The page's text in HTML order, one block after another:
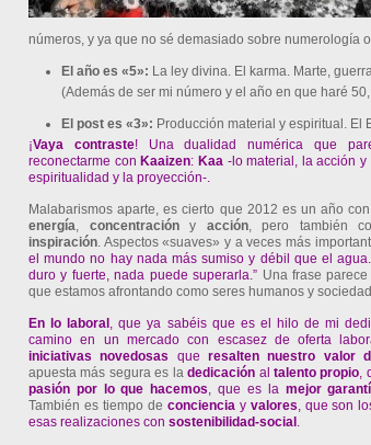
números, y ya que no sé demasiado sobre numerología
El año es «5»: La ley divina. El karma. Marte,
(Además de ser mi número y el año en que haré 50,
El post es «3»: Producción material y espiritual. El
¡Vaya contraste! Una dualidad numérica que
reconectarme con Kaaizen: Kaa-lo material, la acción
espiritualidad y la proyección-.
Malabarismos aparte, es cierto que 2012 es un año
energía, concentracióny acción, pero también
inspiración. Aspectos «suaves» y a veces más
el mundo no hay nada más sumiso y débil que el
duro y fuerte, nada puede superarla.” Una frase
que estamos afrontando como seres humanos y
En lo laboral , que ya sabéis que es el hilo de mi
camino en un mercado con escasez de oferta
iniciativas novedosas que resalten nuestro valor
apuesta más segura es ladedicación altalento propio,
pasión por
lo que hacemos, que es la mejor
También es tiempo de concienciay valores, que son
esas realizaciones con sostenibilidad-social .